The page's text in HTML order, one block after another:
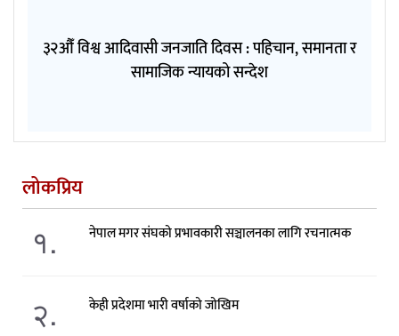
३२औँ विश्व आदिवासी जनजाति दिवस : पहिचान, समानता र
सामाजिक न्यायको सन्देश
लोकप्रिय
१. नेपाल मगर संघको प्रभावकारी सञ्चालनका लागि रचनात्मक
२. केही प्रदेशमा भारी वर्षाको जोखिम